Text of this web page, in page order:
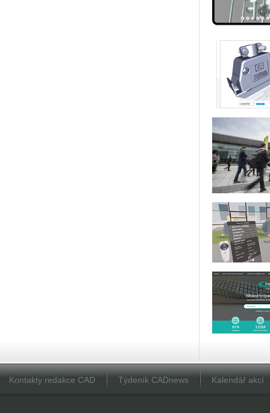
Kontakty redakce CAD Týdeník CADnews Kalendář akcí